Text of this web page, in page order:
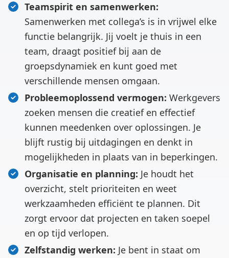
Teamspirit en samenwerken:
Samenwerken met collega’s is in vrijwel elke
functie belangrijk. Jij voelt je thuis in een
team, draagt positief bij aan de
groepsdynamiek en kunt goed met
verschillende mensen omgaan.
Probleemoplossend vermogen: Werkgevers
zoeken mensen die creatief en effectief
kunnen meedenken over oplossingen. Je
blijft rustig bij uitdagingen en denkt in
mogelijkheden in plaats van in beperkingen.
Organisatie en planning: Je houdt het
overzicht, stelt prioriteiten en weet
werkzaamheden efficiënt te plannen. Dit
zorgt ervoor dat projecten en taken soepel
en op tijd verlopen.
Zelfstandig werken: Je bent in staat om